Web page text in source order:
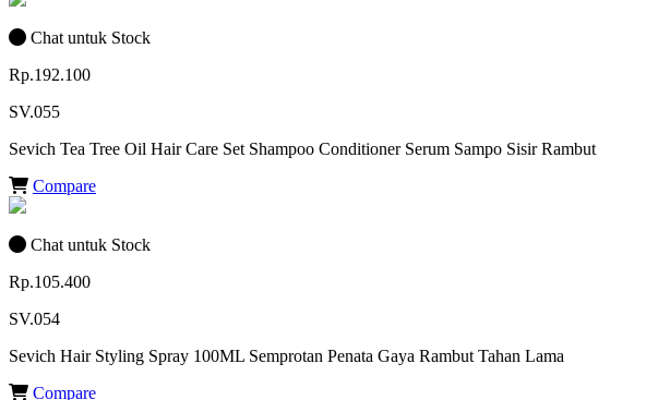
Chat untuk Stock
Rp.192.100
SV.055
Sevich Tea Tree Oil Hair Care Set Shampoo Conditioner Serum Sampo Sisir Rambut
Compare
Chat untuk Stock
Rp.105.400
SV.054
Sevich Hair Styling Spray 100ML Semprotan Penata Gaya Rambut Tahan Lama
Compare